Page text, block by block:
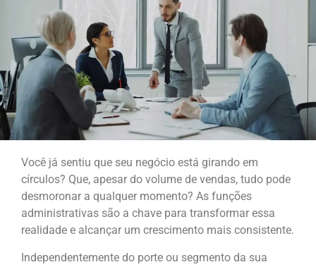
Você já sentiu que seu negócio está girando em
círculos? Que, apesar do volume de vendas, tudo pode
desmoronar a qualquer momento? As funções
administrativas são a chave para transformar essa
realidade e alcançar um crescimento mais consistente.
Independentemente do porte ou segmento da sua